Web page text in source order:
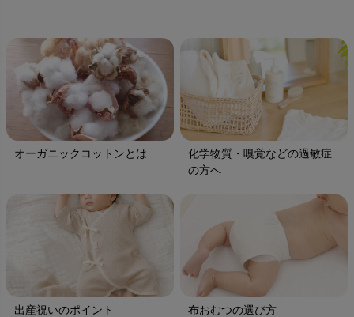
オーガニックコットンとは
化学物質・嗅覚などの過敏症
の方へ
出産祝いのポイント 布おむつの選び方